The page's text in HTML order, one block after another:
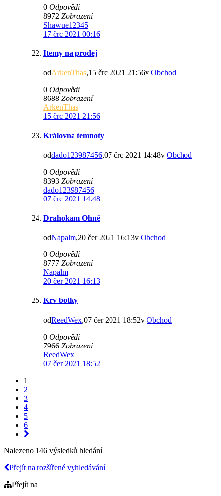
0 Odpovědi
8972 Zobrazení
Shawue12345
17 črc 2021 00:16
Itemy na prodej
odArkenThas,15 črc 2021 21:56v Obchod
0 Odpovědi
8688 Zobrazení
ArkenThas
15 črc 2021 21:56
Královna temnoty
oddado123987456,07 črc 2021 14:48v Obchod
0 Odpovědi
8393 Zobrazení
dado123987456
07 črc 2021 14:48
Drahokam Ohně
odNapalm,20 čer 2021 16:13v Obchod
0 Odpovědi
8777 Zobrazení
Napalm
20 čer 2021 16:13
Krv botky
odReedWex,07 čer 2021 18:52v Obchod
0 Odpovědi
7966 Zobrazení
ReedWex
07 čer 2021 18:52
1
2
3
4
5
6
Nalezeno 146 výsledků hledání
Přejít na rozšířené vyhledávání
Přejít na